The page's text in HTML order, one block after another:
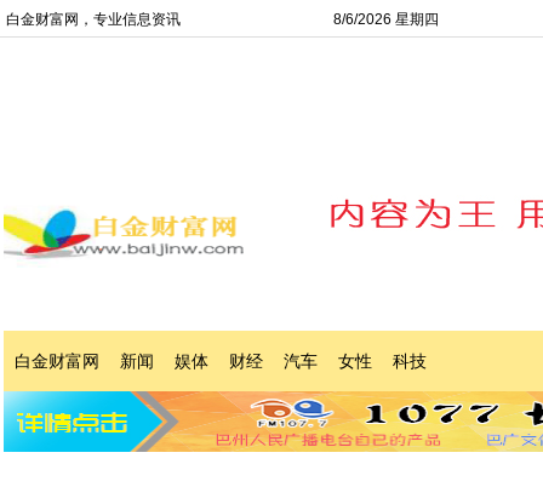
白金财富网，专业信息资讯 8/6/2026 星期四
白金财富网 新闻 娱体 财经 汽车 女性 科技